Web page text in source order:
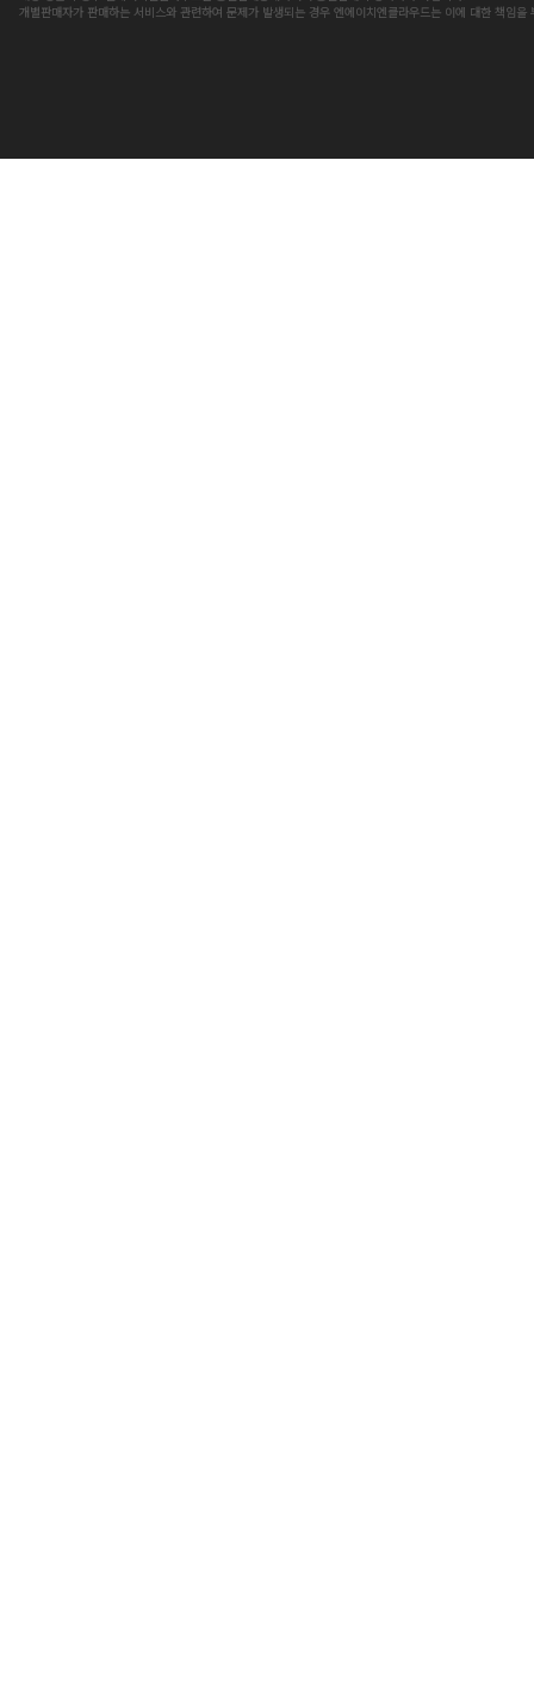
개별판매자가 판매하는 서비스와 관련하여 문제가 발생되는 경우 엔에이치엔클라우드는 이에 대한 책임을